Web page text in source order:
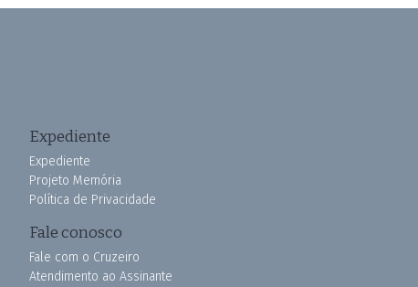
Expediente
Expediente
Projeto Memória
Política de Privacidade
Fale conosco
Fale com o Cruzeiro
Atendimento ao Assinante